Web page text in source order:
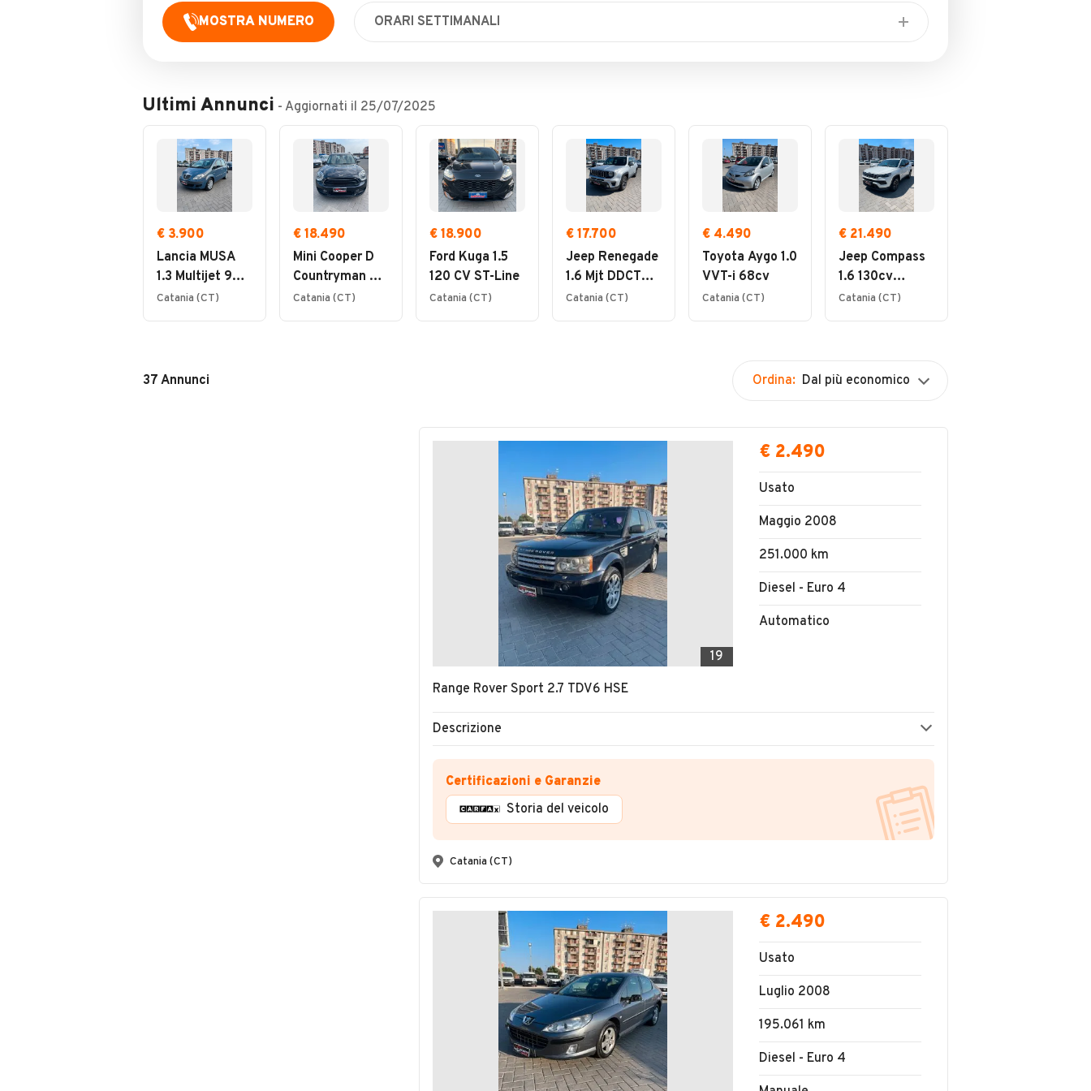
MOSTRA NUMERO
ORARI SETTIMANALI
Mercoledì
Giovedì
09:00 - 13:00 / 16:00 - 20:00
09:00 - 13:00 / 16:00 - 20:00
09:00 - 13:00 / 16:00 - 19:00
09:00 - 13:00
Ultimi Annunci - Aggiornati il 25/07/2025
€ 3.900
Lancia MUSA
1.3 Multijet 90
CV
Catania (CT)
€ 18.490
Mini Cooper D
Countryman 2.0
150cv
Catania (CT)
€ 18.900
Ford Kuga 1.5
120 CV ST-Line
Catania (CT)
€ 17.700
Jeep Renegade
1.6 Mjt DDCT
120 CV
Catania (CT)
€ 4.490
Toyota Aygo 1.0
VVT-i 68cv
Catania (CT)
€ 21.490
Jeep Compass
1.6 130cv
Multijet II
Catania (CT)
37 Annunci Ordina: Dal più economico
19
Range Rover Sport 2.7 TDV6 HSE
€ 2.490
Usato
Maggio 2008
251.000 km
Diesel - Euro 4
Automatico
Descrizione
Certificazioni e Garanzie
Storia del veicolo
Catania (CT)
€ 2.490
Usato
Luglio 2008
195.061 km
Diesel - Euro 4